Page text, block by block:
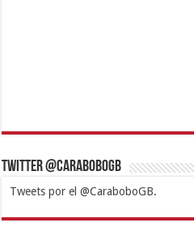
Twitter @CaraboboGB
Tweets por el @CaraboboGB.
1xbetBetturkeyBetistKralbet
https://mvbcasino.com/